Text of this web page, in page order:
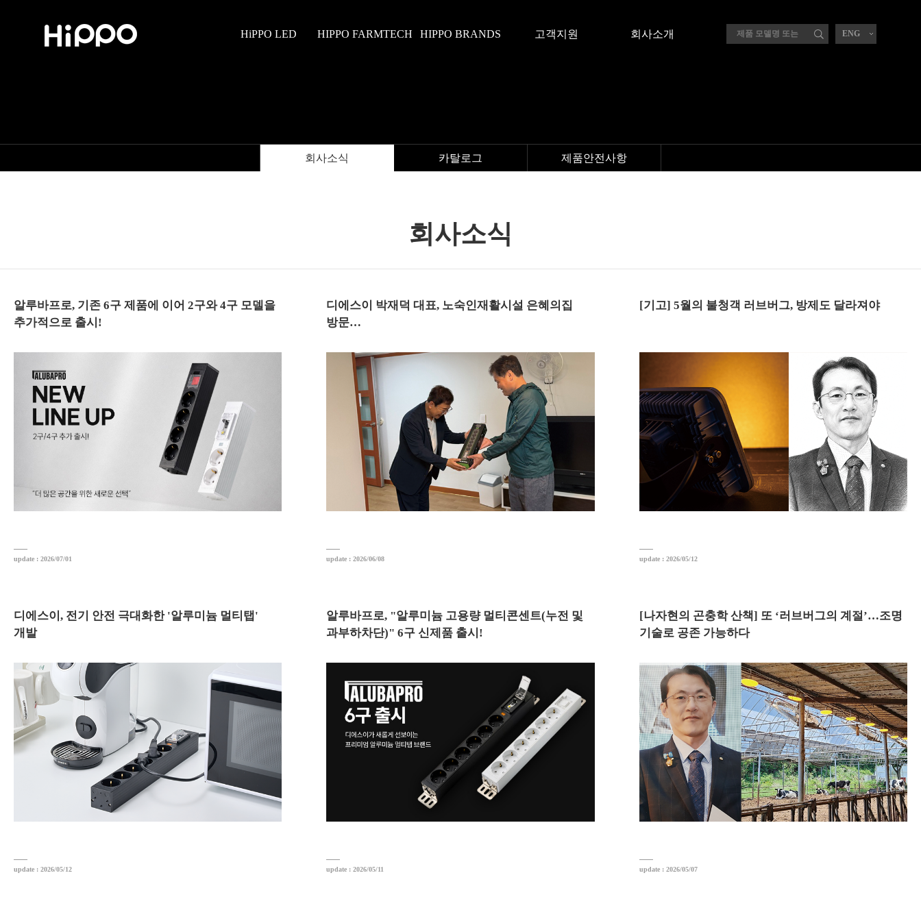
HiPPO LED HIPPO FARMTECH HIPPO BRANDS 고객지원 회사소개 ENG
회사소식 카탈로그 제품안전사항
회사소식
알루바프로, 기존 6구 제품에 이어 2구와 4구 모델을
추가적으로 출시!
update : 2026/07/01
디에스이 박재덕 대표, 노숙인재활시설 은혜의집
방문…
update : 2026/06/08
[기고] 5월의 불청객 러브버그, 방제도 달라져야
update : 2026/05/12
디에스이, 전기 안전 극대화한 '알루미늄 멀티탭'
개발
update : 2026/05/12
알루바프로, "알루미늄 고용량 멀티콘센트(누전 및
과부하차단)" 6구 신제품 출시!
update : 2026/05/11
[나자현의 곤충학 산책] 또 ‘러브버그의 계절’…조명
기술로 공존 가능하다
update : 2026/05/07